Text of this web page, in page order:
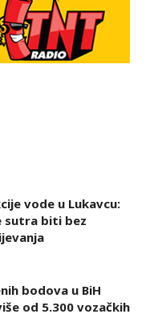
vode u Lukavcu:
sutra biti bez
bodova u BiH
od 5.300 vozačkih